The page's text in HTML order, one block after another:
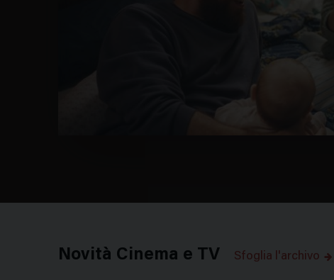
Novità Cinema e TV Sfoglia l'archivo